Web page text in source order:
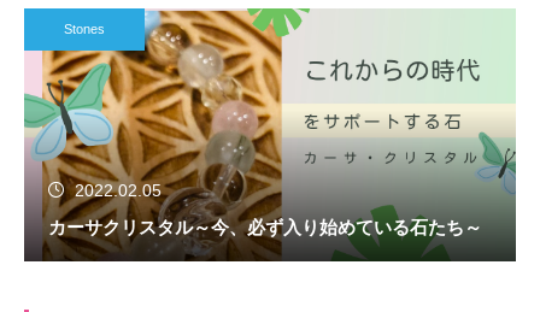
Stones
2022.02.05
カーサクリスタル～今、必ず入り始めている石たち～